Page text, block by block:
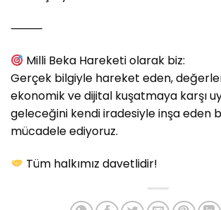
⸻
Milli Beka Hareketi olarak biz:
Gerçek bilgiyle hareket eden,
ekonomik ve dijital kuşatmaya karşı
geleceğini kendi iradesiyle inşa eden
mücadele ediyoruz.
Tüm halkımız davetlidir!